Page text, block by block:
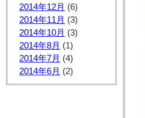
2014年12月 (6)
2014年11月 (3)
2014年10月 (3)
2014年8月 (1)
2014年7月 (4)
2014年6月 (2)